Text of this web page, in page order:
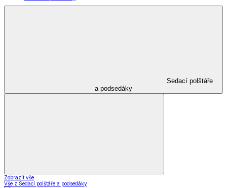
Sedací polštáře
a podsedáky
Zobrazit vše
Vše z Sedací polštáře a podsedáky